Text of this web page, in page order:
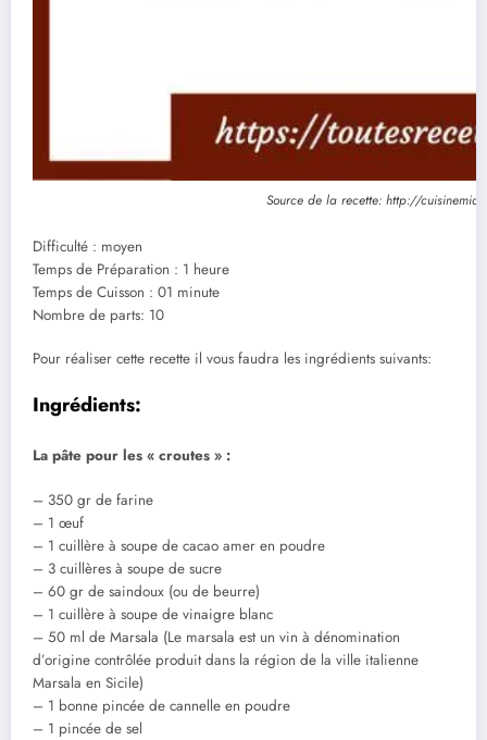
Source de la recette: http://
Difficulté : moyen
Temps de Préparation : 1 heure
Temps de Cuisson : 01 minute
Nombre de parts: 10
Pour réaliser cette recette il vous faudra les ingrédients suivants:
Ingrédients:
La pâte pour les « croutes » :
– 350 gr de farine
– 1 œuf
– 1 cuillère à soupe de cacao amer en poudre
– 3 cuillères à soupe de sucre
– 60 gr de saindoux (ou de beurre)
– 1 cuillère à soupe de vinaigre blanc
– 50 ml de Marsala (Le marsala est un vin à dénomination
d’origine contrôlée produit dans la région de la ville italienne
Marsala en Sicile)
– 1 bonne pincée de cannelle en poudre
– 1 pincée de sel